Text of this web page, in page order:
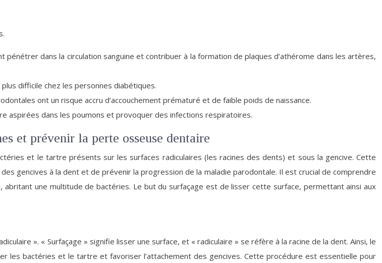
dans la circulation sanguine et contribuer à la formation de plaques d’athérome dans les artères,
difficile chez les personnes diabétiques.
ont un risque accru d’accouchement prématuré et de faible poids de naissance.
aspirées dans les poumons et provoquer des infections respiratoires.
et prévenir la perte osseuse dentaire
et le tartre présents sur les surfaces radiculaires (les racines des dents) et sous la gencive. Cette
gencives à la dent et de prévenir la progression de la maladie parodontale. Il est crucial de comprendre
une multitude de bactéries. Le but du surfaçage est de lisser cette surface, permettant ainsi aux
». « Surfaçage » signifie lisser une surface, et « radiculaire » se réfère à la racine de la dent. Ainsi, le
les bactéries et le tartre et favoriser l’attachement des gencives. Cette procédure est essentielle pour